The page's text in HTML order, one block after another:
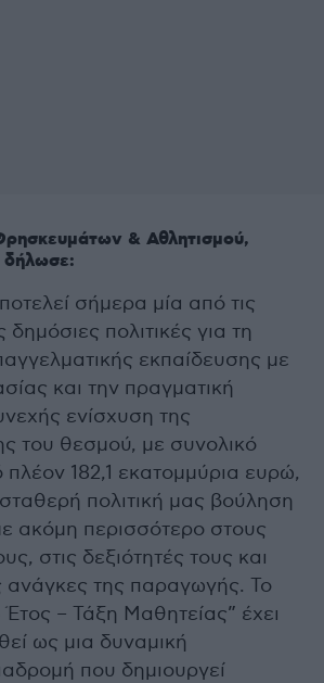
& Αθλητισμού,
σήμερα μία από τις
πολιτικές για τη
εκπαίδευσης με
και την πραγματική
ενίσχυση της
του θεσμού, με συνολικό
182,1 εκατομμύρια ευρώ,
πολιτική μας βούληση
ακόμη περισσότερο στους
στις δεξιότητές τους και
ανάγκες της παραγωγής. Το
– Τάξη Μαθητείας” έχει
ως μια δυναμική
που δημιουργεί